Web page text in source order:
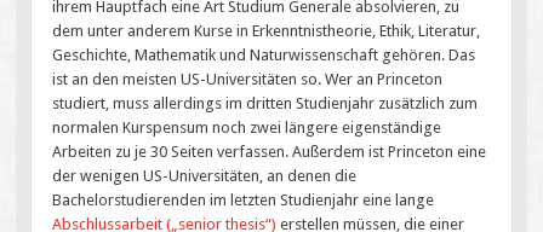
ihrem Hauptfach eine Art Studium Generale absolvieren, zu
dem unter anderem Kurse in Erkenntnistheorie, Ethik, Literatur,
Geschichte, Mathematik und Naturwissenschaft gehören. Das
ist an den meisten US-Universitäten so. Wer an Princeton
studiert, muss allerdings im dritten Studienjahr zusätzlich zum
normalen Kurspensum noch zwei längere eigenständige
Arbeiten zu je 30 Seiten verfassen. Außerdem ist Princeton eine
der wenigen US-Universitäten, an denen die
Bachelorstudierenden im letzten Studienjahr eine lange
Abschlussarbeit („senior thesis“) erstellen müssen, die einer